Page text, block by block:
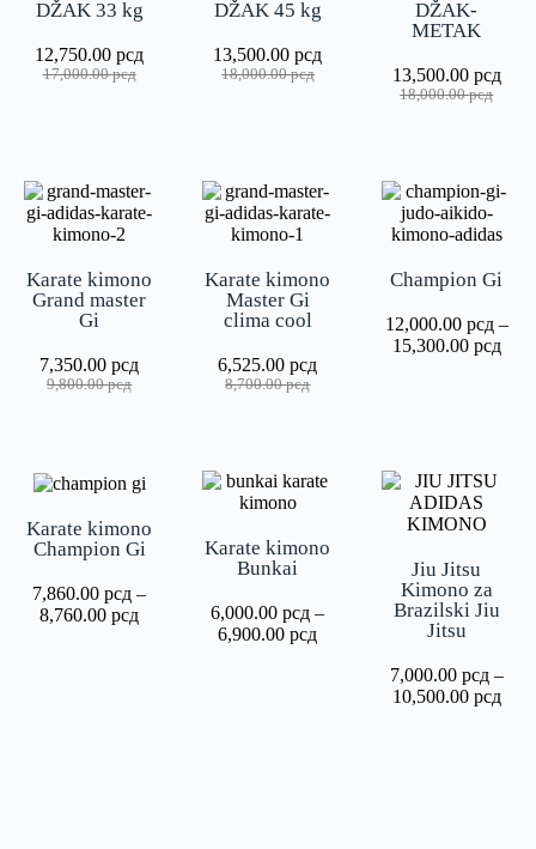
DŽAK 33 kg
17,000.00рсд
12,750.00рсд
DŽAK 45 kg
18,000.00рсд
13,500.00рсд
DŽAK-
METAK
18,000.00рсд
13,500.00 рсд
Karate kimono
Grand master
Gi
9,800.00рсд
7,350.00рсд
Karate kimono
Master Gi
clima cool
8,700.00рсд
6,525.00рсд
Champion Gi
12,000.00 рсд –
15,300.00 рсд
Karate kimono
Champion Gi
7,860.00рсд –
8,760.00рсд
Karate kimono
Bunkai
6,000.00рсд –
6,900.00рсд
Jiu Jitsu
Kimono za
Brazilski Jiu
Jitsu
7,000.00 рсд –
10,500.00 рсд